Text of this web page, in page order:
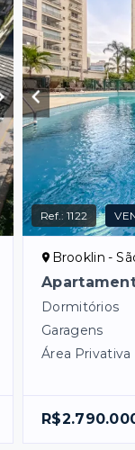
Ref.:1122
Brooklin -
Dormitórios
Garagens
Área Privativa